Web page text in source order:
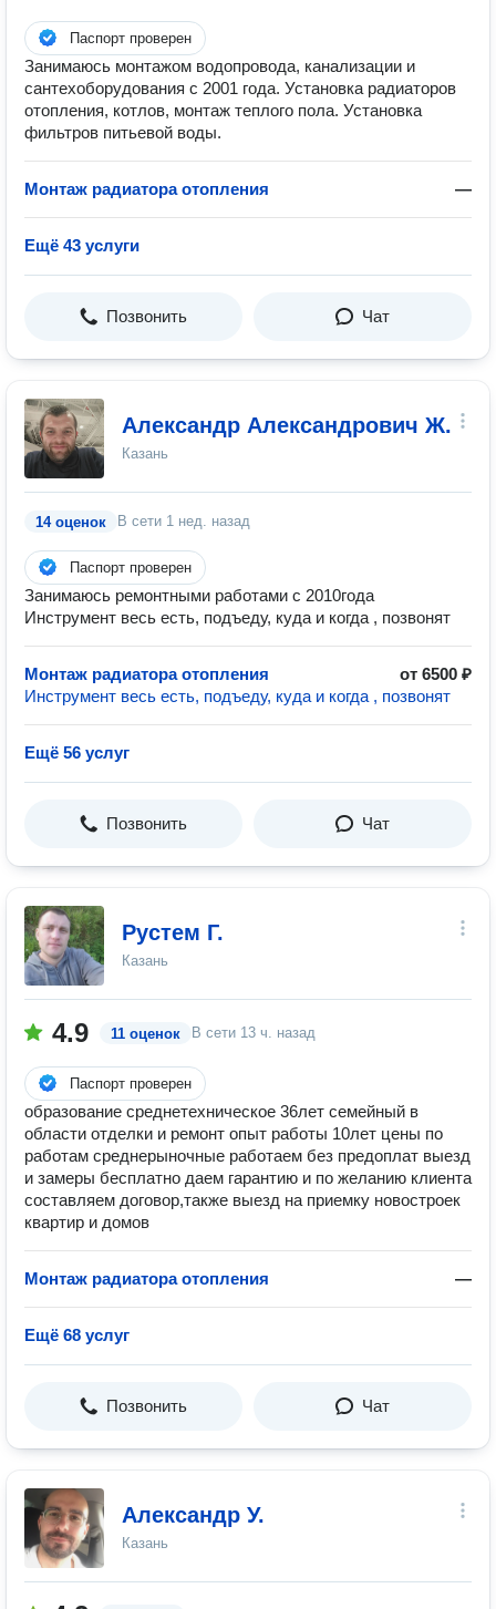
Паспорт проверен
Занимаюсь монтажом водопровода, канализации и
сантехоборудования с 2001 года. Установка радиаторов
отопления, котлов, монтаж теплого пола. Установка
фильтров питьевой воды.
Монтаж радиатора отопления —
Ещё 43 услуги
Позвонить Чат
Александр Александрович Ж.
Казань
14 оценок В сети 1 нед. назад
Паспорт проверен
Занимаюсь ремонтными работами с 2010года
Инструмент весь есть, подъеду, куда и когда , позвонят
Монтаж радиатора отопления
от 6500 ₽
Инструмент весь есть, подъеду, куда и когда , позвонят
Ещё 56 услуг
Позвонить Чат
Рустем Г.
Казань
4.9 11 оценок В сети 13 ч. назад
Паспорт проверен
образование среднетехническое 36лет семейный в
области отделки и ремонт опыт работы 10лет цены по
работам среднерыночные работаем без предоплат выезд
и замеры бесплатно даем гарантию и по желанию клиента
составляем договор,также выезд на приемку новостроек
квартир и домов
Монтаж радиатора отопления —
Ещё 68 услуг
Позвонить Чат
Александр У.
Казань